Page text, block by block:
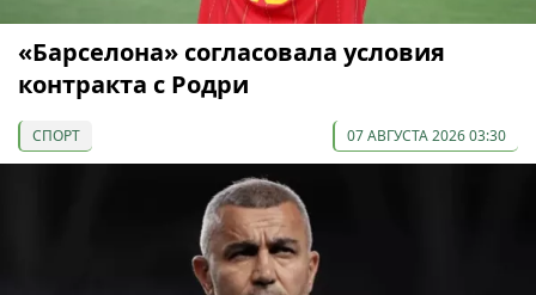
«Барселона» согласовала условия
контракта с Родри
СПОРТ 07 АВГУСТА 2026 03:30